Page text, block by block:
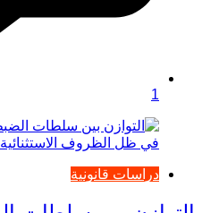
1
دراسات قانونية